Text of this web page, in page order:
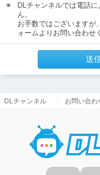
DLチャンネルでは電話
ん。
お手数ではございますが
ォームよりお問い合わせ
送
DLチャンネル お問い合わ